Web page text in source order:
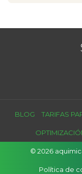
BLOG TARIFAS
© 2026
Política de